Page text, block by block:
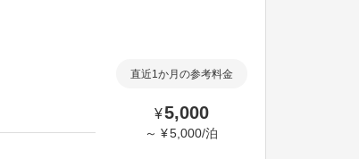
直近1か月の参考料金
¥5,000
～ ¥5,000/泊